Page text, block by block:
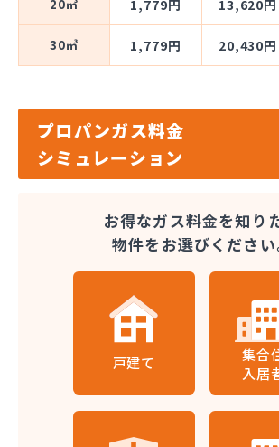
20㎥ 1,779円 13,620円
30㎥ 1,779円 20,430円
プロパンガス料金
シミュレーション
お得なガス料金を知り
物件をお選びください
戸建て
集合
入居